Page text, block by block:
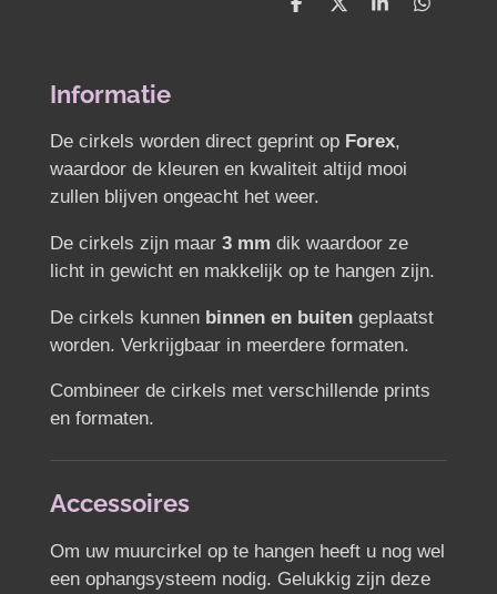
D
D
S
D
Informatie
De cirkels worden direct geprint op Forex,
waardoor de kleuren en kwaliteit altijd mooi
zullen blijven ongeacht het weer.
De cirkels zijn maar 3 mm dik waardoor ze
licht in gewicht en makkelijk op te hangen zijn.
De cirkels kunnen binnen en buitengeplaatst
worden. Verkrijgbaar in meerdere formaten.
Combineer de cirkels met verschillende prints
en formaten.
Accessoires
Om uw muurcirkel op te hangen heeft u nog wel
een ophangsysteem nodig. Gelukkig zijn deze